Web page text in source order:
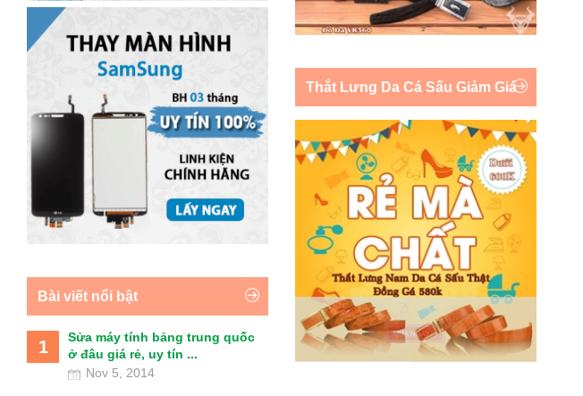
Bài viết nổi bật
1
Sửa máy tính bảng trung quốc
ở đâu giá rẻ, uy tín ...
Nov 5, 2014
Thắt Lưng Da Cá Sấu Giảm Giá